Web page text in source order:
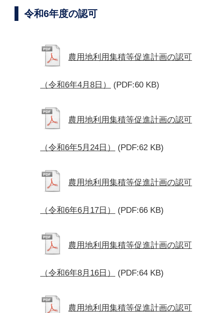
令和6年度の認可
農用地利用集積等促進計画の認可
（令和6年4月8日） (PDF:60 KB)
農用地利用集積等促進計画の認可
（令和6年5月24日） (PDF:62 KB)
農用地利用集積等促進計画の認可
（令和6年6月17日） (PDF:66 KB)
農用地利用集積等促進計画の認可
（令和6年8月16日） (PDF:64 KB)
農用地利用集積等促進計画の認可